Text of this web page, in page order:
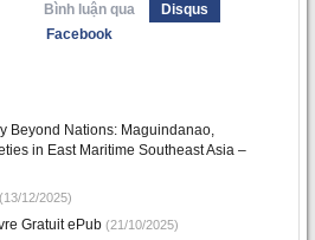
Bình luận qua
Disqus
Facebook
Beyond Nations: Maguindanao,
in East Maritime Southeast Asia –
(13/12/2025)
Gratuit ePub (21/10/2025)